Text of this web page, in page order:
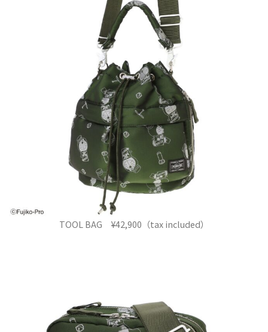
TOOL BAG ¥42,900（tax included）